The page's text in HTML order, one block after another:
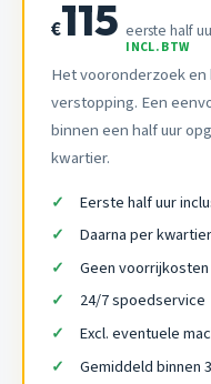
€115 eerste half
INCL. BTW
Het vooronderzoek
verstopping. Een
binnen een half uur
kwartier.
Eerste half uur
Daarna per
Geen voorrijkosten
24/7 spoedservice
Excl. eventuele
Gemiddeld binnen